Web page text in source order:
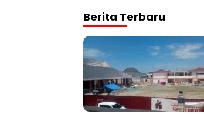
Berita Terbaru